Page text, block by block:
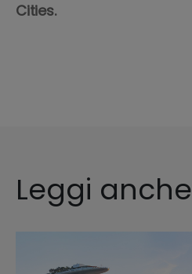
Cities.
Leggi anche